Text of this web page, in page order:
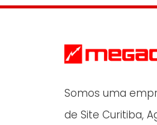
Somos uma
de Site Curitiba,